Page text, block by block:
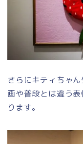
さらにキティちゃ
画や普段とは違う
ります。